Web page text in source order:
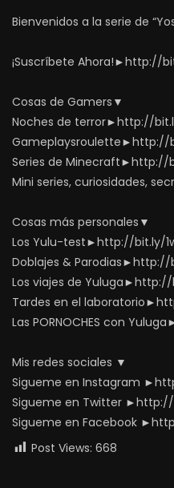
Bienvenidos a la serie de
¡Suscríbete Ahora!►http://
Cosas de Gamers▼
Noches de terror►http://
Gameplaysroulette►http://
Series de Minecraft►http://
Mini series, curiosidades,
Cosas más personales▼
Los Yulu-test►http://bit.ly/
Doblajes & Parodias►http://
Los viajes de Yuluga►http://
Tardes en el
Las PORNOCHES con
Mis redes sociales ▼
Sigueme en Instagram
Sigueme en Twitter ►http://
Sigueme en Facebook
Post Views: 668